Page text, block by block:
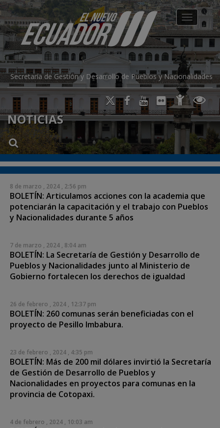
Secretaría de Gestión y Desarrollo de Pueblos y Nacionalidades
Toggle
NOTICIAS
8 de marzo , 2024 , 2:56 pm
BOLETÍN: Articulamos acciones con la academia que
potenciarán la capacitación y el trabajo con Pueblos
y Nacionalidades durante 5 años
7 de marzo , 2024 , 8:04 am
BOLETÍN: La Secretaría de Gestión y Desarrollo de
Pueblos y Nacionalidades junto al Ministerio de
Gobierno fortalecen los derechos de igualdad
26 de febrero , 2024 , 12:37 pm
BOLETÍN: 260 comunas serán beneficiadas con el
proyecto de Pesillo Imbabura.
23 de febrero , 2024 , 4:35 pm
BOLETÍN: Más de 200 mil dólares invirtió la Secretaría
de Gestión de Desarrollo de Pueblos y
Nacionalidades en proyectos para comunas en la
provincia de Cotopaxi.
4 de febrero , 2024 , 10:03 am
modal-check